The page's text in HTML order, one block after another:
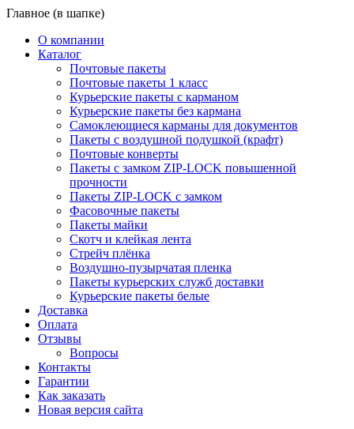
Главное (в шапке)
О компании
Каталог
Почтовые пакеты
Почтовые пакеты 1 класс
Курьерские пакеты с карманом
Курьерские пакеты без кармана
Самоклеющиеся карманы для документов
Пакеты с воздушной подушкой (крафт)
Почтовые конверты
Пакеты с замком ZIP-LOCK повышенной
прочности
Пакеты ZIP-LOCK с замком
Фасовочные пакеты
Пакеты майки
Скотч и клейкая лента
Стрейч плёнка
Воздушно-пузырчатая пленка
Пакеты курьерских служб доставки
Курьерские пакеты белые
Доставка
Оплата
Отзывы
Вопросы
Контакты
Гарантии
Как заказать
Новая версия сайта